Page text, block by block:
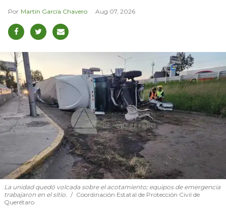
Martín García Chavero Aug 07, 2026
La unidad quedó volcada sobre el acotamiento; equipos de emergencia
trabajaron en el sitio.
Coordinación Estatal de Protección Civil de
Querétaro